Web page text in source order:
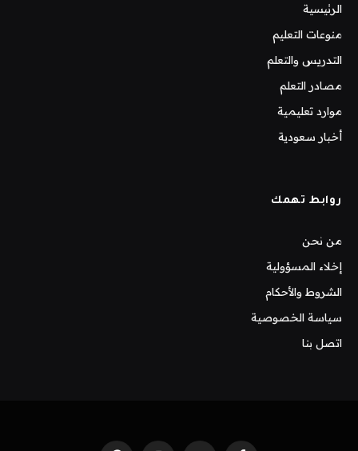
الرئيسية
منوعات التعليم
التدريس والتعلم
مصادر التعلم
موارد تعليمية
أخبار سعودية
روابط تهمك
من نحن
إخلاء المسؤولية
الشروط والأحكام
سياسة الخصوصية
اتصل بنا